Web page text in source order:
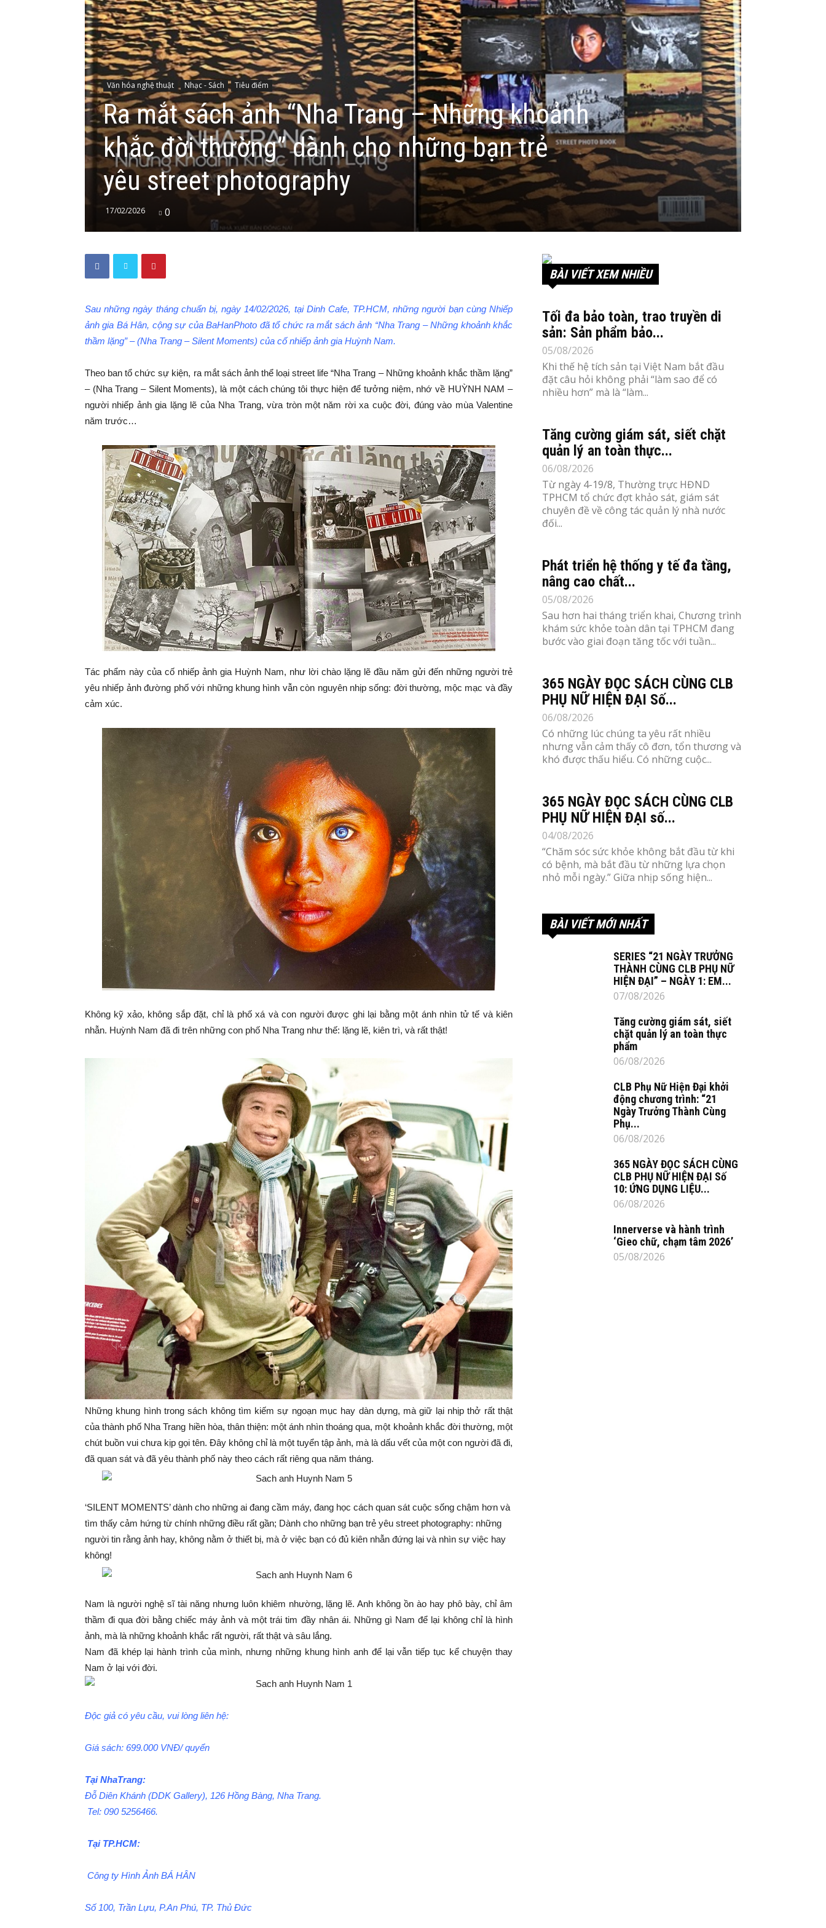
Văn hóa nghệ thuật Nhạc - Sách Tiêu điểm
Ra mắt sách ảnh “Nha Trang – Những khoảnh
khắc đời thường” dành cho những bạn trẻ
yêu street photography
17/02/2026 0
Sau những ngày tháng chuẩn bị, ngày 14/02/2026, tại Dinh Cafe, TP.HCM, những người bạn cùng Nhiếp
ảnh gia Bá Hân, cộng sự của BaHanPhoto đã tổ chức ra mắt sách ảnh “Nha Trang – Những khoảnh khắc
thầm lặng” – (Nha Trang – Silent Moments) của cố nhiếp ảnh gia Huỳnh Nam.
Theo ban tổ chức sự kiện, ra mắt sách ảnh thể loại street life “Nha Trang – Những khoảnh khắc thầm lặng”
– (Nha Trang – Silent Moments), là một cách chúng tôi thực hiện để tưởng niệm, nhớ về HUỲNH NAM –
người nhiếp ảnh gia lặng lẽ của Nha Trang, vừa tròn một năm rời xa cuộc đời, đúng vào mùa Valentine
năm trước…
Tác phẩm này của cố nhiếp ảnh gia Huỳnh Nam, như lời chào lặng lẽ đầu năm gửi đến những người trẻ
yêu nhiếp ảnh đường phố với những khung hình vẫn còn nguyên nhịp sống: đời thường, mộc mạc và đầy
cảm xúc.
Không kỹ xảo, không sắp đặt, chỉ là phố xá và con người được ghi lại bằng một ánh nhìn tử tế và kiên
nhẫn. Huỳnh Nam đã đi trên những con phố Nha Trang như thế: lặng lẽ, kiên trì, và rất thật!
Những khung hình trong sách không tìm kiếm sự ngoạn mục hay dàn dựng, mà giữ lại nhịp thở rất thật
của thành phố Nha Trang hiền hòa, thân thiện: một ánh nhìn thoáng qua, một khoảnh khắc đời thường, một
chút buồn vui chưa kịp gọi tên. Đây không chỉ là một tuyển tập ảnh, mà là dấu vết của một con người đã đi,
đã quan sát và đã yêu thành phố này theo cách rất riêng qua năm tháng.
‘SILENT MOMENTS’ dành cho những ai đang cầm máy, đang học cách quan sát cuộc sống chậm hơn và
tìm thấy cảm hứng từ chính những điều rất gần; Dành cho những bạn trẻ yêu street photography: những
người tin rằng ảnh hay, không nằm ở thiết bị, mà ở việc bạn có đủ kiên nhẫn đứng lại và nhìn sự việc hay
không!
Nam là người nghệ sĩ tài năng nhưng luôn khiêm nhường, lặng lẽ. Anh không ồn ào hay phô bày, chỉ âm
thầm đi qua đời bằng chiếc máy ảnh và một trái tim đầy nhân ái. Những gì Nam để lại không chỉ là hình
ảnh, mà là những khoảnh khắc rất người, rất thật và sâu lắng.
Nam đã khép lại hành trình của mình, nhưng những khung hình anh để lại vẫn tiếp tục kể chuyện thay
Nam ở lại với đời.
Độc giả có yêu cầu, vui lòng liên hệ:
Giá sách: 699.000 VNĐ/ quyển
Tại NhaTrang:
Đỗ Diên Khánh (DDK Gallery), 126 Hồng Bàng, Nha Trang.
Tel: 090 5256466.
Tại TP.HCM:
Công ty Hình Ảnh BÁ HÂN
Số 100, Trần Lựu, P.An Phú, TP. Thủ Đức
BÀI VIẾT XEM NHIỀU
Tối đa bảo toàn, trao truyền di
sản: Sản phẩm bảo...
05/08/2026
Khi thế hệ tích sản tại Việt Nam bắt đầu
đặt câu hỏi không phải “làm sao để có
nhiều hơn” mà là “làm...
Tăng cường giám sát, siết chặt
quản lý an toàn thực...
06/08/2026
Từ ngày 4-19/8, Thường trực HĐND
TPHCM tổ chức đợt khảo sát, giám sát
chuyên đề về công tác quản lý nhà nước
đối...
Phát triển hệ thống y tế đa tầng,
nâng cao chất...
05/08/2026
Sau hơn hai tháng triển khai, Chương trình
khám sức khỏe toàn dân tại TPHCM đang
bước vào giai đoạn tăng tốc với tuần...
365 NGÀY ĐỌC SÁCH CÙNG CLB
PHỤ NỮ HIỆN ĐẠI Số...
06/08/2026
Có những lúc chúng ta yêu rất nhiều
nhưng vẫn cảm thấy cô đơn, tổn thương và
khó được thấu hiểu. Có những cuộc...
365 NGÀY ĐỌC SÁCH CÙNG CLB
PHỤ NỮ HIỆN ĐẠI số...
04/08/2026
“Chăm sóc sức khỏe không bắt đầu từ khi
có bệnh, mà bắt đầu từ những lựa chọn
nhỏ mỗi ngày.” Giữa nhịp sống hiện...
BÀI VIẾT MỚI NHẤT
SERIES “21 NGÀY TRƯỞNG
THÀNH CÙNG CLB PHỤ NỮ
HIỆN ĐẠI” – NGÀY 1: EM...
07/08/2026
Tăng cường giám sát, siết
chặt quản lý an toàn thực
phẩm
06/08/2026
CLB Phụ Nữ Hiện Đại khởi
động chương trình: “21
Ngày Trưởng Thành Cùng
Phụ...
06/08/2026
365 NGÀY ĐỌC SÁCH CÙNG
CLB PHỤ NỮ HIỆN ĐẠI Số
10: ỨNG DỤNG LIỆU...
06/08/2026
Innerverse và hành trình
‘Gieo chữ, chạm tâm 2026’
05/08/2026